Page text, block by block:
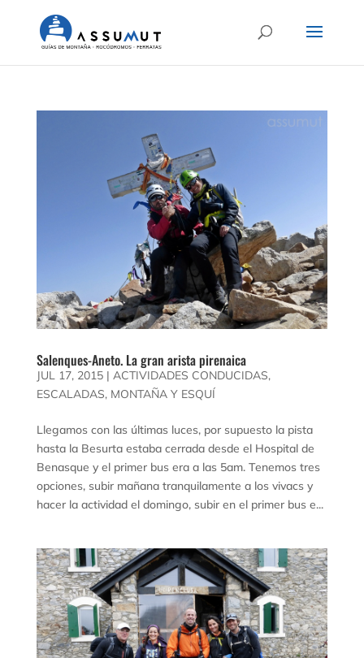
Salenques-Aneto. La gran arista pirenaica
JUL 17, 2015| ACTIVIDADES CONDUCIDAS,
ESCALADAS, MONTAÑA Y ESQUÍ
Llegamos con las últimas luces, por supuesto la pista
hasta la Besurta estaba cerrada desde el Hospital de
Benasque y el primer bus era a las 5am. Tenemos tres
opciones, subir mañana tranquilamente a los vivacs y
hacer la actividad el domingo, subir en el primer bus e...